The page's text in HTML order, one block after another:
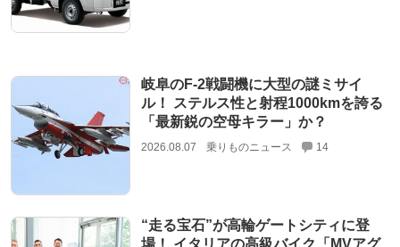
岐阜のF-2戦闘機に大型の謎ミサイ
ル！ ステルス性と射程1000kmを誇る
「最新鋭の空母キラー」か？
2026.08.07 乗りものニュース 14
“走る宝石”が高輪ゲートシティに登